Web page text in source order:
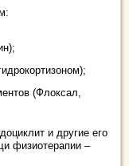
(Флоксал,
и другие его
физиотерапии –